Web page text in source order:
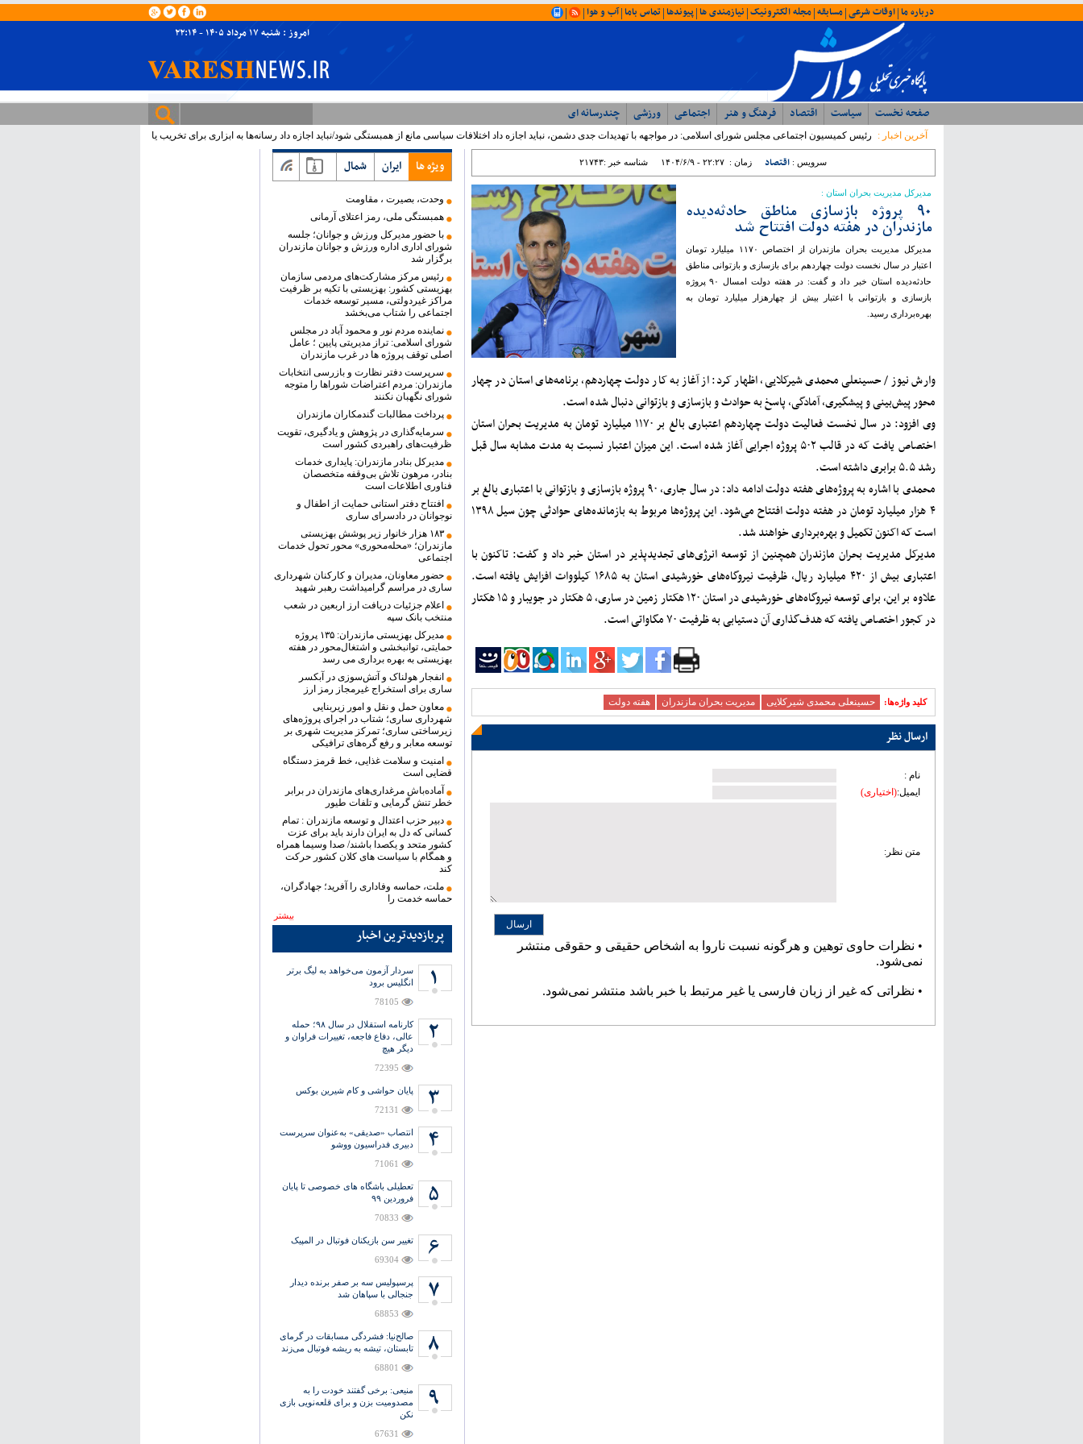
درباره ما| اوقات شرعی| مسابقه| مجله الکترونیک| نیازمندی ها| پیوندها| تماس باما| آب و هوا|
|
امروز : شنبه ۱۷ مرداد ۱۴۰۵ - ۲۲:۱۴
صفحه نخست سیاست اقتصاد فرهنگ و هنر اجتماعی ورزشی چندرسانه ای
آخرین اخبار :
رئیس کمیسیون اجتماعی مجلس شورای اسلامی: در مواجهه با تهدیدات جدی دشمن، نباید اجازه داد اختلافات سیاسی مانع از همبستگی شود/نباید اجازه داد رسانه‌ها به ابزاری برای تخریب یا
لابی‌گری‌های شخصی تبدیل شوند
سرویس : اقتصاد زمان : ۱۴۰۴/۶/۹ - ۲۲:۲۷ شناسه خبر :۲۱۷۴۳
مدیرکل مدیریت بحران استان :
۹۰ پروژه بازسازی مناطق حادثه‌دیده
مازندران در هفته دولت افتتاح شد
مدیرکل مدیریت بحران مازندران از اختصاص ۱۱۷۰ میلیارد تومان
اعتبار در سال نخست دولت چهاردهم برای بازسازی و بازتوانی مناطق
حادثه‌دیده استان خبر داد و گفت: در هفته دولت امسال ۹۰ پروژه
بازسازی و بازتوانی با اعتبار بیش از چهارهزار میلیارد تومان به
بهره‌برداری رسید.
وارش نیوز / حسینعلی محمدی شیرکلایی، اظهار کرد: از آغاز به کار دولت چهاردهم، برنامه‌های استان در چهار
محور پیش‌بینی و پیشگیری، آمادگی، پاسخ به حوادث و بازسازی و بازتوانی دنبال شده است.
وی افزود: در سال نخست فعالیت دولت چهاردهم اعتباری بالغ بر ۱۱۷۰ میلیارد تومان به مدیریت بحران استان
اختصاص یافت که در قالب ۵۰۲ پروژه اجرایی آغاز شده است. این میزان اعتبار نسبت به مدت مشابه سال قبل
رشد ۵.۵ برابری داشته است.
محمدی با اشاره به پروژه‌های هفته دولت ادامه داد: در سال جاری، ۹۰ پروژه بازسازی و بازتوانی با اعتباری بالغ بر
۴ هزار میلیارد تومان در هفته دولت افتتاح می‌شود. این پروژه‌ها مربوط به بازمانده‌های حوادثی چون سیل ۱۳۹۸
است که اکنون تکمیل و بهره‌برداری خواهند شد.
مدیرکل مدیریت بحران مازندران همچنین از توسعه انرژی‌های تجدیدپذیر در استان خبر داد و گفت: تاکنون با
اعتباری بیش از ۴۲۰ میلیارد ریال، ظرفیت نیروگاه‌های خورشیدی استان به ۱۶۸۵ کیلووات افزایش یافته است.
علاوه بر این، برای توسعه نیروگاه‌های خورشیدی در استان ۱۲۰ هکتار زمین در ساری، ۵ هکتار در جویبار و ۱۵ هکتار
در کجور اختصاص یافته که هدف‌گذاری آن دستیابی به ظرفیت ۷۰ مگاواتی است.
کلید ‫واژه‌ها: حسینعلی محمدی شیرکلایی مدیریت بحران مازندران هفته دولت
ارسال نظر
نام :
ایمیل:(اختیاری)
متن نظر:
ارسال
• نظرات حاوی توهین و هرگونه نسبت ناروا به اشخاص حقیقی و حقوقی منتشر
نمی‌شود.
• نظراتی که غیر از زبان فارسی یا غیر مرتبط با خبر باشد منتشر نمی‌شود.
آخرین اخبار
ویژه ها ایران شمال
وحدت، بصیرت ، مقاومت
همبستگی ملی، رمز اعتلای آرمانی
با حضور مدیرکل ورزش و جوانان؛ جلسه
شورای اداری اداره ورزش و جوانان مازندران
برگزار شد
رئیس مرکز مشارکت‌های مردمی سازمان
بهزیستی کشور: بهزیستی با تکیه بر ظرفیت
مراکز غیردولتی، مسیر توسعه خدمات
اجتماعی را شتاب می‌بخشد
نماینده مردم نور و محمود آباد در مجلس
شورای اسلامی: تراز مدیریتی پایین ؛ عامل
اصلی توقف پروژه ها در غرب مازندران
سرپرست دفتر نظارت و بازرسی انتخابات
مازندران: مردم اعتراضات شوراها را متوجه
شورای نگهبان نکنند
پرداخت مطالبات گندمکاران مازندران
سرمایه‌گذاری در پژوهش و یادگیری، تقویت
ظرفیت‌های راهبردی کشور است
مدیرکل بنادر مازندران: پایداری خدمات
بنادر، مرهون تلاش بی‌وقفه متخصصان
فناوری اطلاعات است
افتتاح دفتر استانی حمایت از اطفال و
نوجوانان در دادسرای ساری
۱۸۳ هزار خانوار زیر پوشش بهزیستی
مازندران؛ «محله‌محوری» محور تحول خدمات
اجتماعی
حضور معاونان، مدیران و کارکنان شهرداری
ساری در مراسم گرامیداشت رهبر شهید
اعلام جزئیات دریافت ارز اربعین در شعب
منتخب بانک سپه
مدیرکل بهزیستی مازندران: ۱۳۵ پروژه
حمایتی، توانبخشی و اشتغال‌محور در هفته
بهزیستی به بهره برداری می رسد
انفجار هولناک و آتش‌سوزی در آبکسر
ساری برای استخراج غیرمجاز رمز ارز
معاون حمل و نقل و امور زیربنایی
شهرداری ساری؛ شتاب در اجرای پروژه‌های
زیرساختی ساری؛ تمرکز مدیریت شهری بر
توسعه معابر و رفع گره‌های ترافیکی
امنیت و سلامت غذایی، خط قرمز دستگاه
قضایی است
آماده‌باش مرغداری‌های مازندران در برابر
خطر تنش گرمایی و تلفات طیور
دبیر حزب اعتدال و توسعه مازندران : تمام
کسانی که دل به ایران دارند باید برای عزت
کشور متحد و یکصدا باشند/ صدا وسیما همراه
و همگام با سیاست های کلان کشور حرکت
کند
ملت، حماسه وفاداری را آفرید؛ جهادگران،
حماسه خدمت را
بیشتر
پربازدیدترین اخبار
سردار آزمون می‌خواهد به لیگ برتر
انگلیس برود
78105
کارنامه استقلال در سال ۹۸؛ حمله
عالی، دفاع فاجعه، تغییرات فراوان و
دیگر هیچ
72395
پایان حواشی و کام شیرین بوکس
72131
انتصاب «صدیقی» به‌عنوان سرپرست
دبیری فدراسیون ووشو
71061
تعطیلی باشگاه های خصوصی تا پایان
فروردین ۹۹
70833
تغییر سن بازیکنان فوتبال در المپیک
69304
پرسپولیس سه بر صفر برنده دیدار
جنجالی با سپاهان شد
68853
صالح‌نیا: فشردگی مسابقات در گرمای
تابستان، تیشه به ریشه فوتبال می‌زند
68801
منیعی‌: برخی گفتند خودت را به
مصدومیت بزن و برای قلعه‌نویی بازی
نکن
67631